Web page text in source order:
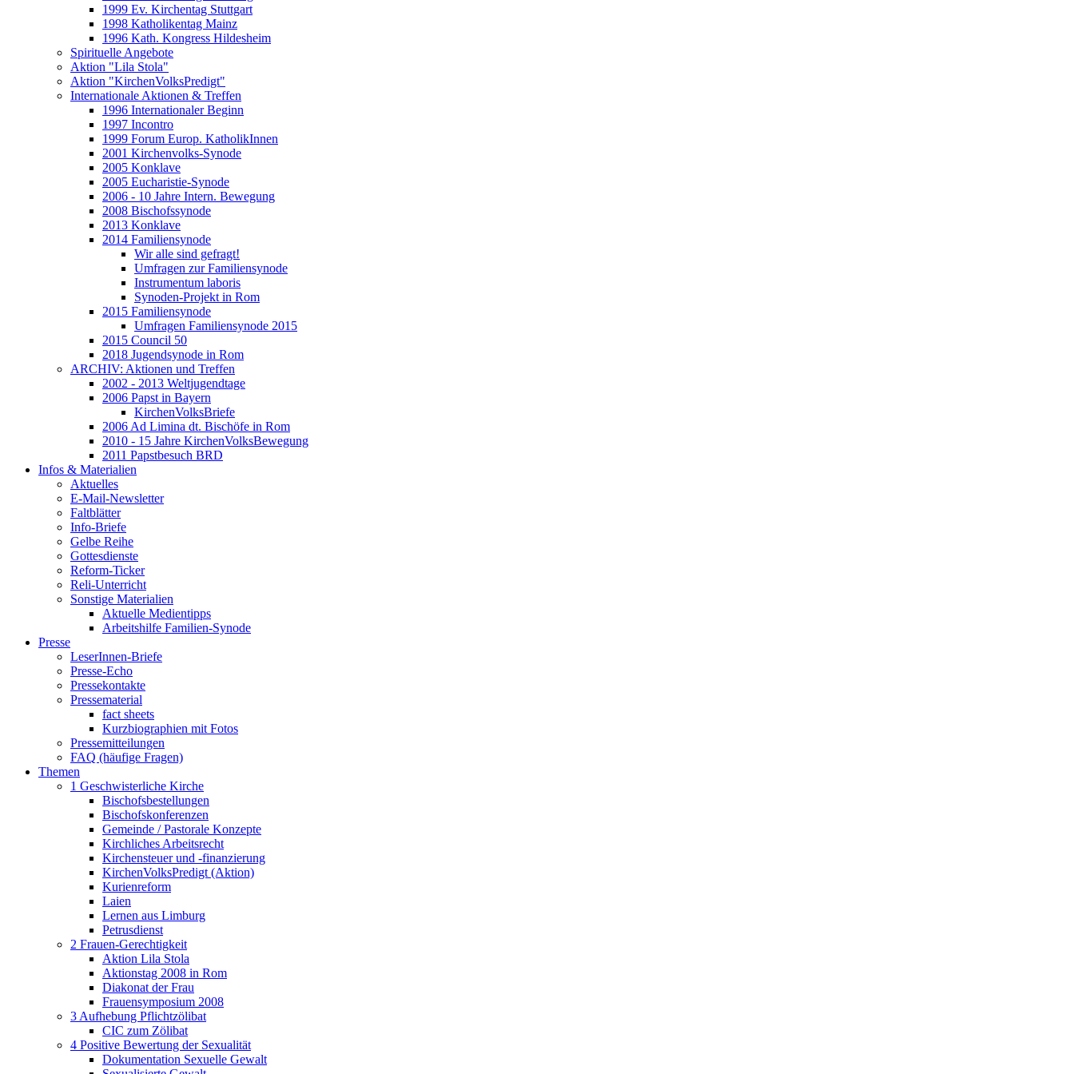
1999 Ev. Kirchentag Stuttgart
1998 Katholikentag Mainz
1996 Kath. Kongress Hildesheim
Spirituelle Angebote
Aktion "Lila Stola"
Aktion "KirchenVolksPredigt"
Internationale Aktionen & Treffen
1996 Internationaler Beginn
1997 Incontro
1999 Forum Europ. KatholikInnen
2001 Kirchenvolks-Synode
2005 Konklave
2005 Eucharistie-Synode
2006 - 10 Jahre Intern. Bewegung
2008 Bischofssynode
2013 Konklave
2014 Familiensynode
Wir alle sind gefragt!
Umfragen zur Familiensynode
Instrumentum laboris
Synoden-Projekt in Rom
2015 Familiensynode
Umfragen Familiensynode 2015
2015 Council 50
2018 Jugendsynode in Rom
ARCHIV: Aktionen und Treffen
2002 - 2013 Weltjugendtage
2006 Papst in Bayern
KirchenVolksBriefe
2006 Ad Limina dt. Bischöfe in Rom
2010 - 15 Jahre KirchenVolksBewegung
2011 Papstbesuch BRD
Infos & Materialien
Aktuelles
E-Mail-Newsletter
Faltblätter
Info-Briefe
Gelbe Reihe
Gottesdienste
Reform-Ticker
Reli-Unterricht
Sonstige Materialien
Aktuelle Medientipps
Arbeitshilfe Familien-Synode
Presse
LeserInnen-Briefe
Presse-Echo
Pressekontakte
Pressematerial
fact sheets
Kurzbiographien mit Fotos
Pressemitteilungen
FAQ (häufige Fragen)
Themen
1 Geschwisterliche Kirche
Bischofsbestellungen
Bischofskonferenzen
Gemeinde / Pastorale Konzepte
Kirchliches Arbeitsrecht
Kirchensteuer und -finanzierung
KirchenVolksPredigt (Aktion)
Kurienreform
Laien
Lernen aus Limburg
Petrusdienst
2 Frauen-Gerechtigkeit
Aktion Lila Stola
Aktionstag 2008 in Rom
Diakonat der Frau
Frauensymposium 2008
3 Aufhebung Pflichtzölibat
CIC zum Zölibat
4 Positive Bewertung der Sexualität
Dokumentation Sexuelle Gewalt